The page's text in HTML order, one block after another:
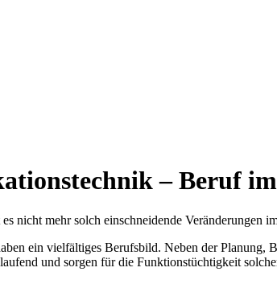
– Beruf
nicht mehr solch einschneidende Veränderungen
ein vielfältiges Berufsbild. Neben der
und sorgen für die Funktionstüchtigkeit